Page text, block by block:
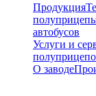
Продукция
автобусов
Услуги и
О заводе